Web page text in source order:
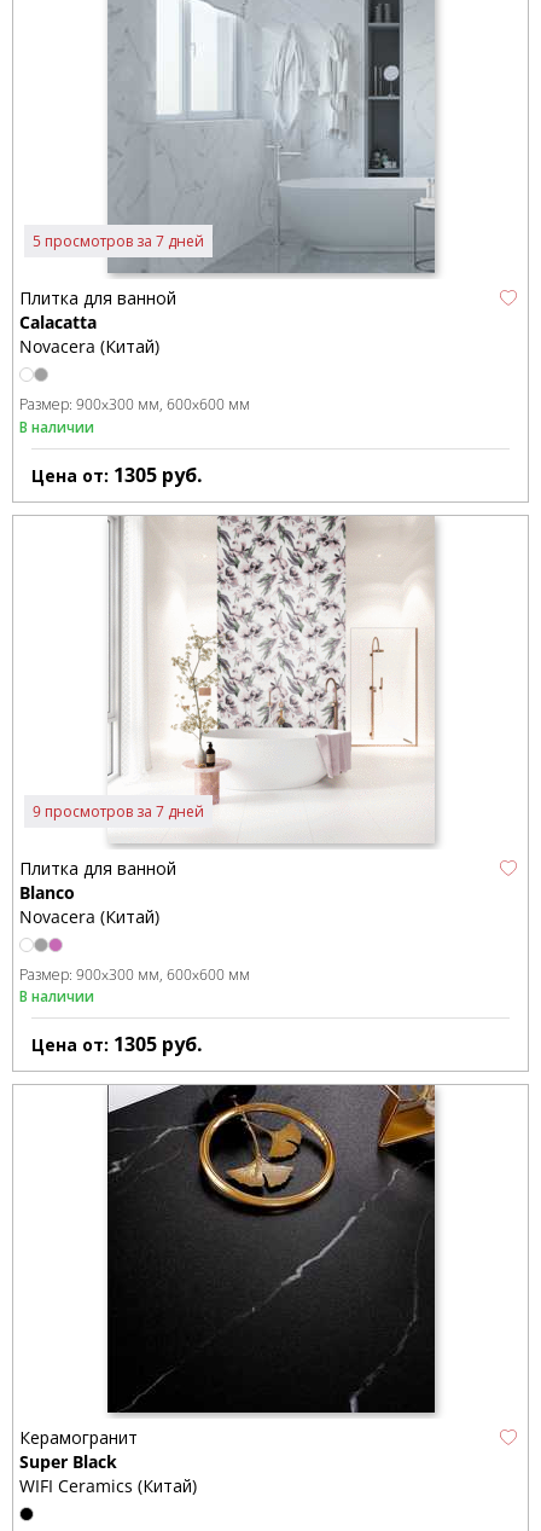
5 просмотров за 7 дней
Плитка для ванной
Calacatta
Novacera (Китай)
Размер: 900x300 мм 600x600 мм
В наличии
Цена от: 1305 руб.
9 просмотров за 7 дней
Плитка для ванной
Blanco
Novacera (Китай)
Размер: 900x300 мм 600x600 мм
В наличии
Цена от: 1305 руб.
Керамогранит
Super Black
WIFI Ceramics (Китай)